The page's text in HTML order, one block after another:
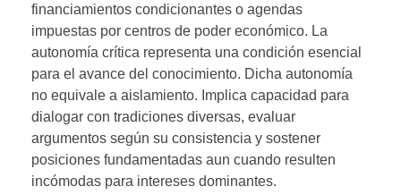
financiamientos condicionantes o agendas
impuestas por centros de poder económico. La
autonomía crítica representa una condición esencial
para el avance del conocimiento. Dicha autonomía
no equivale a aislamiento. Implica capacidad para
dialogar con tradiciones diversas, evaluar
argumentos según su consistencia y sostener
posiciones fundamentadas aun cuando resulten
incómodas para intereses dominantes.